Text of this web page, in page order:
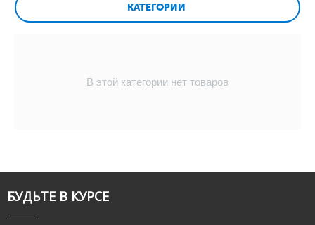
КАТЕГОРИИ
В этой категории нет товаров
БУДЬТЕ В КУРСЕ